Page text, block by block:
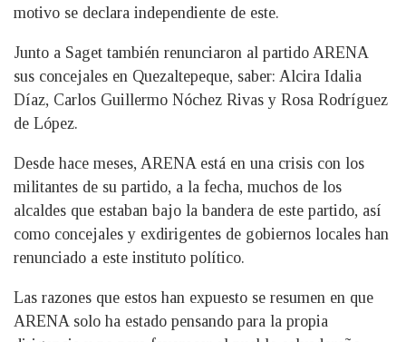
motivo se declara independiente de este.
Junto a Saget también renunciaron al partido ARENA
sus concejales en Quezaltepeque, saber: Alcira Idalia
Díaz, Carlos Guillermo Nóchez Rivas y Rosa Rodríguez
de López.
Desde hace meses, ARENA está en una crisis con los
militantes de su partido, a la fecha, muchos de los
alcaldes que estaban bajo la bandera de este partido, así
como concejales y exdirigentes de gobiernos locales han
renunciado a este instituto político.
Las razones que estos han expuesto se resumen en que
ARENA solo ha estado pensando para la propia